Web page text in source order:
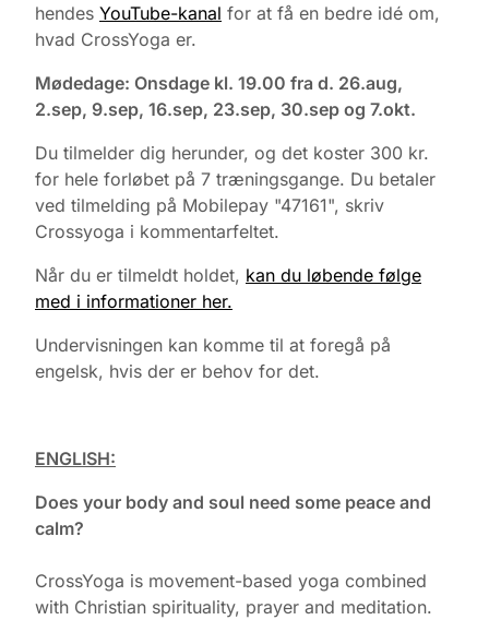
hendes YouTube-kanal for at få en bedre idé om,
hvad CrossYoga er.
Mødedage: Onsdage kl. 19.00 fra d. 26.aug,
2.sep, 9.sep, 16.sep, 23.sep, 30.sep og 7.okt.
Du tilmelder dig herunder, og det koster 300 kr.
for hele forløbet på 7 træningsgange. Du betaler
ved tilmelding på Mobilepay "47161", skriv
Crossyoga i kommentarfeltet.
Når du er tilmeldt holdet, kan du løbende følge
med i informationer her.
Undervisningen kan komme til at foregå på
engelsk, hvis der er behov for det.
ENGLISH:
Does your body and soul need some peace and
calm?
CrossYoga is movement-based yoga combined
with Christian spirituality, prayer and meditation.